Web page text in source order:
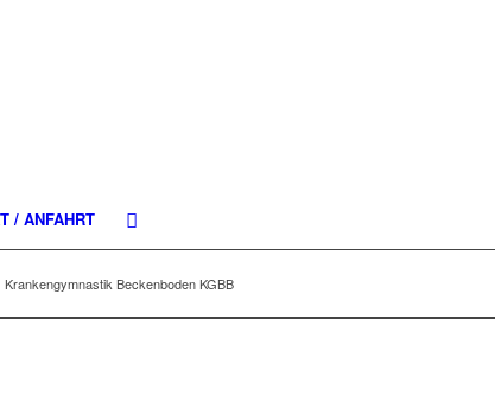
/ ANFAHRT
Krankengymnastik Beckenboden KGBB